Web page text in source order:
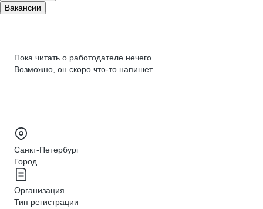
Вакансии
Пока читать о работодателе нечего
Возможно, он скоро что‑то напишет
Санкт-Петербург
Город
Организация
Тип регистрации